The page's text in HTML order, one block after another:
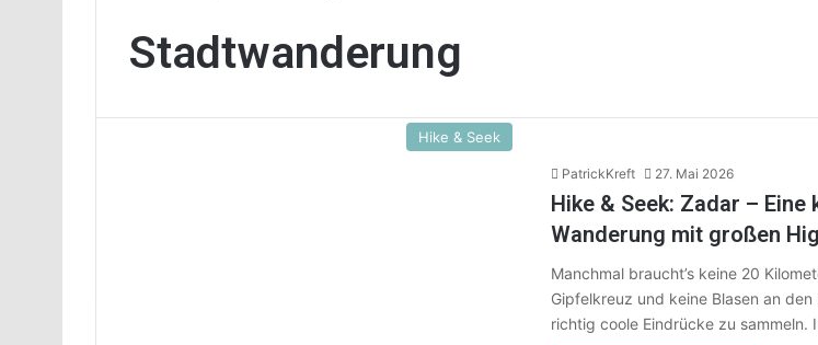
Stadtwanderung
Hike & Seek
PatrickKreft 27. Mai 2026
Hike & Seek: Zadar – Eine
Wanderung mit großen
Manchmal braucht’s keine 20
Gipfelkreuz und keine Blasen an den
richtig coole Eindrücke zu sammeln.